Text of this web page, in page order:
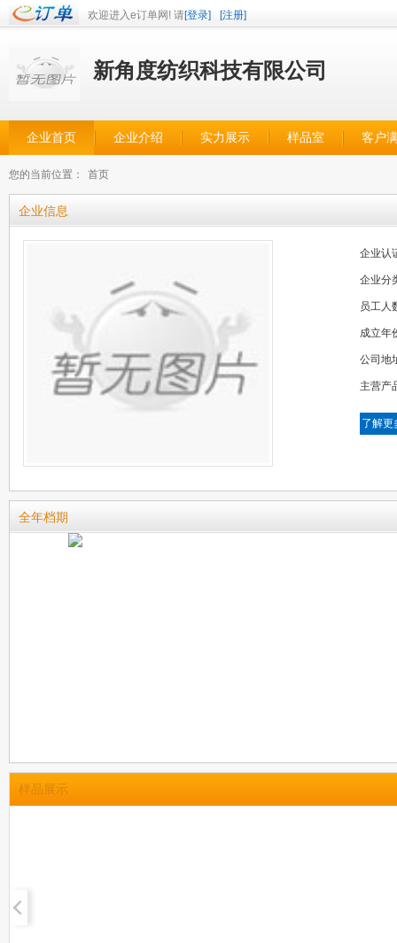
欢迎进入e订单网! 请[登录] [注册]
新角度纺织科技有限公司
企业首页 企业介绍 实力展示 样品室 客户
您的当前位置： 首页
企业信息
企业认
企业分
员工人
成立年
公司地
主营产
了解更
全年档期
样品展示